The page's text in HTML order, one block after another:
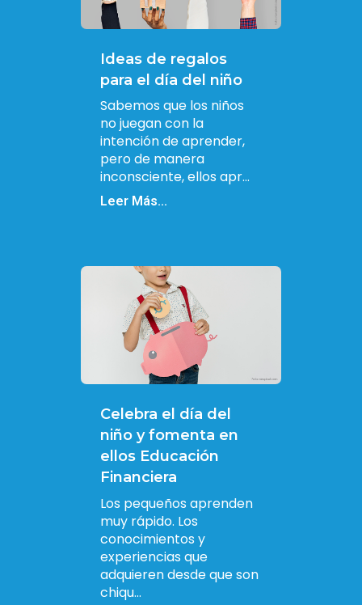
Ideas de regalos
para el día del niño
Sabemos que los niños
no juegan con la
intención de aprender,
pero de manera
inconsciente, ellos apr...
Leer Más...
Celebra el día del
niño y fomenta en
ellos Educación
Financiera
Los pequeños aprenden
muy rápido. Los
conocimientos y
experiencias que
adquieren desde que son
chiqu...